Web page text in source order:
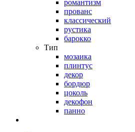
романтизм
прованс
классический
рустика
барокко
Тип
мозаика
плинтус
декор
бордюр
цоколь
декофон
панно